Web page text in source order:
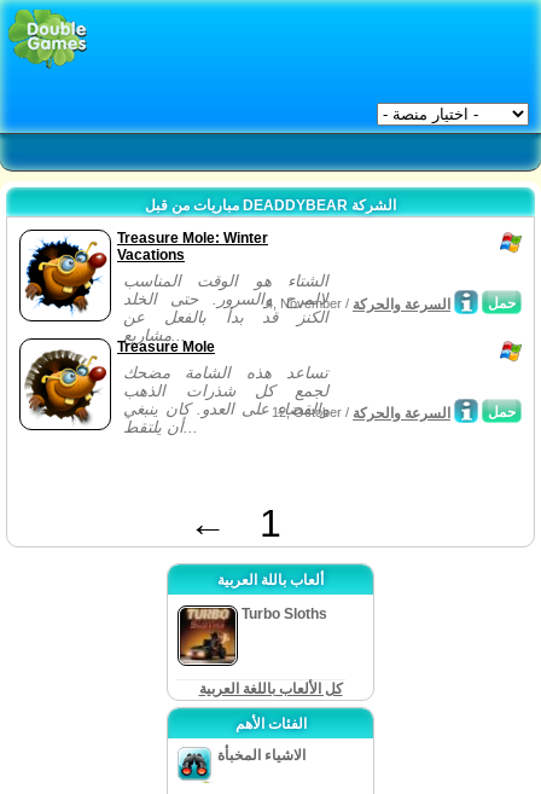
مباريات من قبل DEADDYBEAR الشركة
Treasure Mole: Winter
Vacations
الشتاء هو الوقت المناسب
لالمرح والسرور. حتى الخلد
الكنز قد بدأ بالفعل عن
مشاريع...
حمل 4, November / السرعة والحركة
Treasure Mole
تساعد هذه الشامة مضحك
لجمع كل شذرات الذهب
والقضاء على العدو. كان ينبغي
أن يلتقط...
حمل 12, October / السرعة والحركة
← 1
ألعاب باللة العربية
Turbo Sloths
كل الألعاب باللغة العربية
الفئات الأهم
الاشياء المخبأة